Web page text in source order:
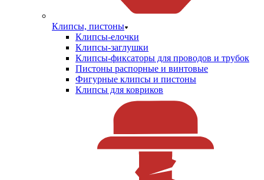
Клипсы, пистоны
Клипсы-елочки
Клипсы-заглушки
Клипсы-фиксаторы для проводов и трубок
Пистоны распорные и винтовые
Фигурные клипсы и пистоны
Клипсы для ковриков